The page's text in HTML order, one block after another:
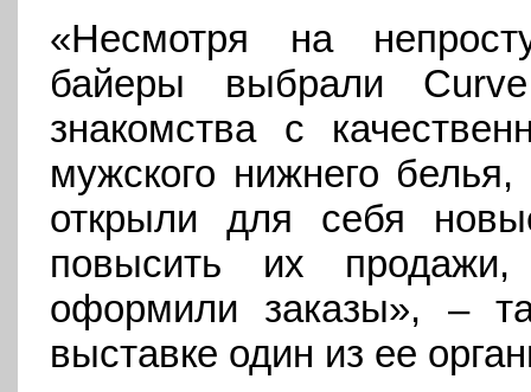
«Несмотря на
байеры выбрали
знакомства с
мужского нижнего
открыли для себя
повысить их
оформили заказы», –
выставке один из ее